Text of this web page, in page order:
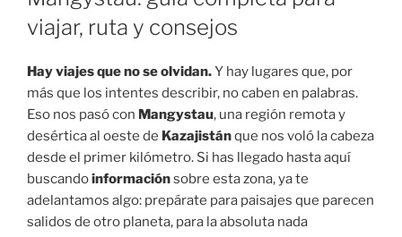
viajar, ruta y consejos
Hay viajes que no se olvidan.Y hay lugares que, por
más que los intentes describir, no caben en palabras.
Eso nos pasó con Mangystau, una región remota y
desértica al oeste de Kazajistánque nos voló la cabeza
desde el primer kilómetro. Si has llegado hasta aquí
buscandoinformaciónsobre esta zona, ya te
adelantamos algo: prepárate para paisajes que parecen
salidos de otro planeta, para la absoluta nada